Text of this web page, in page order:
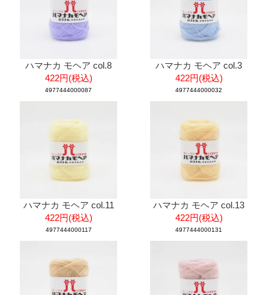
ハマナカ モヘア col.8
422円(税込)
4977444000087
ハマナカ モヘア col.3
422円(税込)
4977444000032
ハマナカ モヘア col.11
422円(税込)
4977444000117
ハマナカ モヘア col.13
422円(税込)
4977444000131